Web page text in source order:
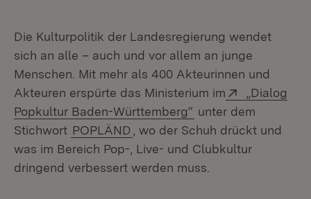
Die Kulturpolitik der Landesregierung wendet
sich an alle – auch und vor allem an junge
Menschen. Mit mehr als 400 Akteurinnen und
Akteuren erspürte das Ministerium im
Extern:
„Dialog
Popkultur Baden-Württemberg“ (Öffnet in neuem
unter dem
Stichwort POPLÄND , wo der Schuh drückt und
was im Bereich Pop-, Live- und Clubkultur
dringend verbessert werden muss.